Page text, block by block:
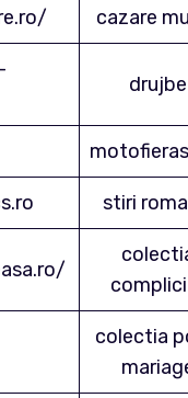
cazare
drujbe
stiri
colectia